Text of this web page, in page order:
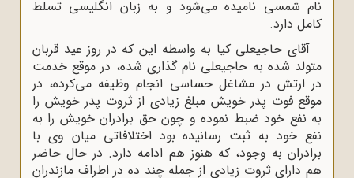
نام شمسی نامیده می‌شود و به زبان انگلیسی تسلط
کامل دارد.
آقای حاجیعلی کیا به واسطه این که در روز عید قربان
متولد شده به حاجیعلی نام گذاری شده، در موقع خدمت
در ارتش در مشاغل حساسی انجام وظیفه می‌کرده، در
موقع فوت پدر خویش مبلغ زیادی از ثروت پدر خویش را
به نفع خود ضبط نموده و چون حق برادران خویش را به
نفع خود به ثبت رسانیده بود اختلافاتی میان وی با
برادران به وجود، که هنوز هم ادامه دارد. در حال حاضر
هم دارای ثروت زیادی از جمله چند ده در اطراف مازندران